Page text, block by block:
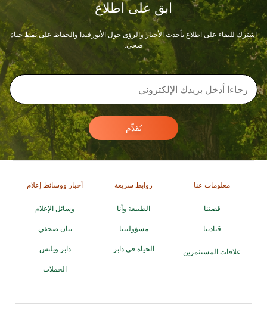
ابق على اطلاع
اشترك للبقاء على اطلاع بأحدث الأخبار والرؤى حول الأيورفيدا والحفاظ على نمط حياة
صحي.
يُقدِّم
معلومات عنا
قصتنا
قيادتنا
علاقات المستثمرين
روابط سريعة
الطبيعة وأنا
مسؤوليتنا
الحياة في دابر
أخبار ووسائط إعلام
وسائل الإعلام
بيان صحفي
دابر ويلنس
الحملات